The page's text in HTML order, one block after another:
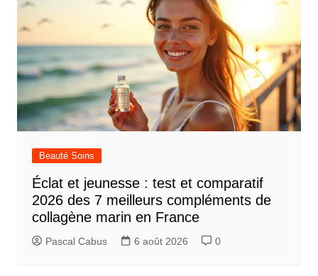
Beauté Soins
Éclat et jeunesse : test et comparatif
2026 des 7 meilleurs compléments de
collagène marin en France
Pascal Cabus 6 août 2026 0